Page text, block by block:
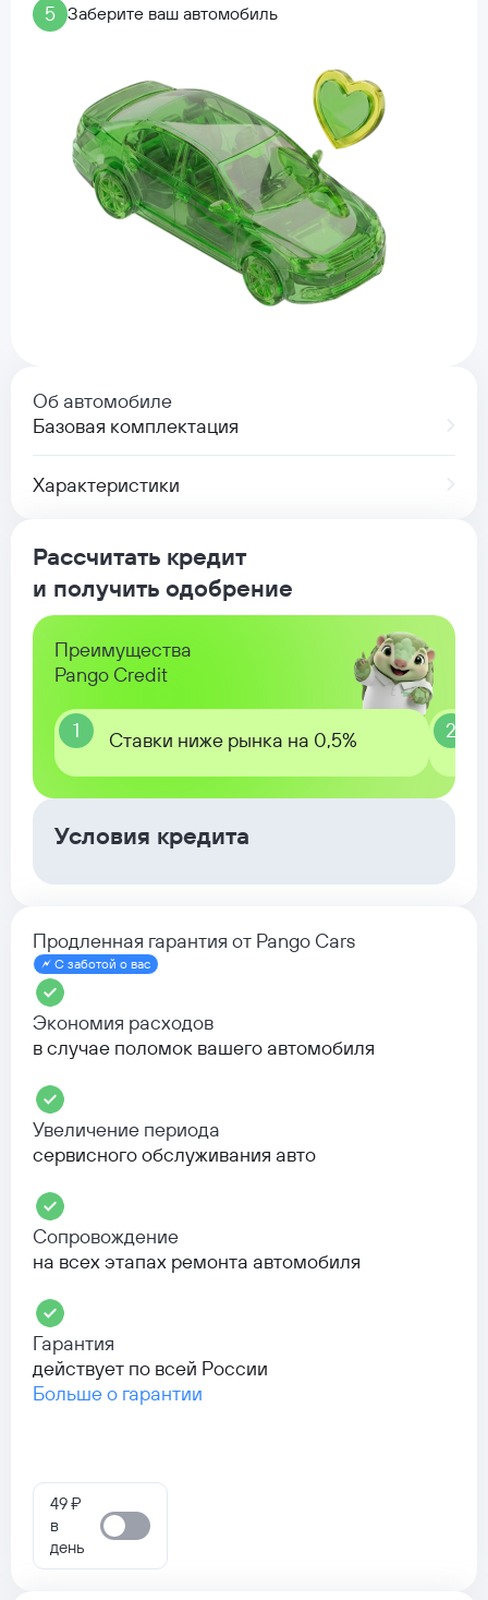
5 Заберите ваш автомобиль
Об автомобиле
Базовая комплектация
Характеристики
Рассчитать кредит
и получить одобрение
Преимущества
Pango Credit
1 Ставки ниже рынка на 0,5% 2
Условия кредита
Продленная гарантия от Pango Cars
С заботой о вас
Экономия расходов
в случае поломок вашего автомобиля
Увеличение периода
сервисного обслуживания авто
Сопровождение
на всех этапах ремонта автомобиля
Гарантия
действует по всей России
Больше о гарантии
49 ₽
в
день